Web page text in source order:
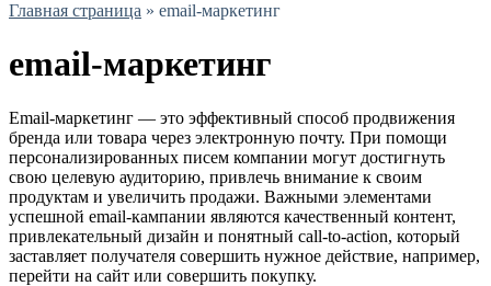
Главная страница » email-маркетинг
email-маркетинг
Email-маркетинг — это эффективный способ продвижения
бренда или товара через электронную почту. При помощи
персонализированных писем компании могут достигнуть
свою целевую аудиторию, привлечь внимание к своим
продуктам и увеличить продажи. Важными элементами
успешной email-кампании являются качественный контент,
привлекательный дизайн и понятный call-to-action, который
заставляет получателя совершить нужное действие, например,
перейти на сайт или совершить покупку.